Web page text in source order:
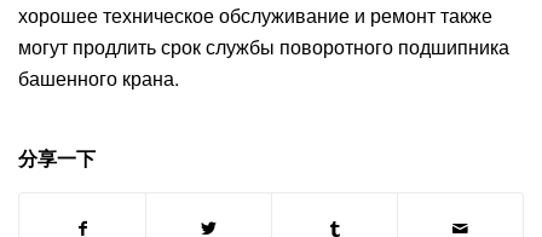
хорошее техническое обслуживание и ремонт также
могут продлить срок службы поворотного подшипника
башенного крана.
分享一下